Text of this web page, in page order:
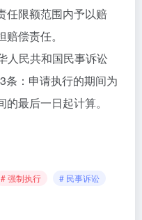
任限额范围内予以赔
偿责任。
人民共和国民事诉讼
条：申请执行的期间为
最后一日起计算。
# 强制执行
# 民事诉讼